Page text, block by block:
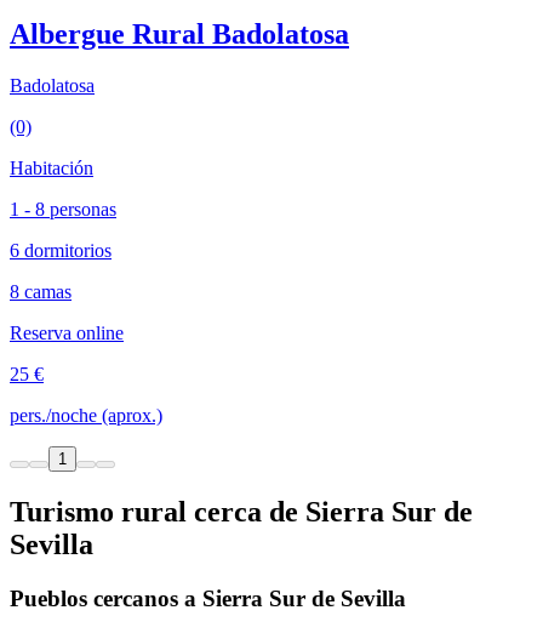
Albergue Rural Badolatosa
Badolatosa
(0)
Habitación
1 - 8 personas
6 dormitorios
8 camas
Reserva online
25 €
pers./noche (aprox.)
1
Turismo rural cerca de Sierra Sur de
Sevilla
Pueblos cercanos a Sierra Sur de Sevilla